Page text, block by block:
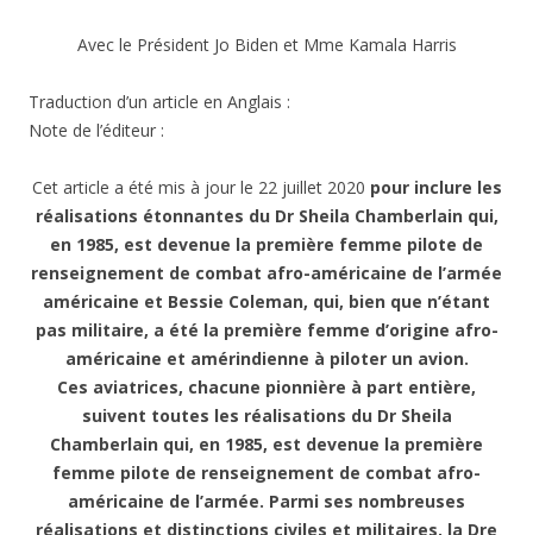
Avec le Président Jo Biden et Mme Kamala Harris
Traduction d’un article en Anglais :
Note de l’éditeur :
Cet article a été mis à jour le 22 juillet 2020 pour inclure les
réalisations étonnantes du Dr Sheila Chamberlain qui,
en 1985, est devenue la première femme pilote de
renseignement de combat afro-américaine de l’armée
américaine et Bessie Coleman, qui, bien que n’étant
pas militaire, a été la première femme d’origine afro-
américaine et amérindienne à piloter un avion.
Ces aviatrices, chacune pionnière à part entière,
suivent toutes les réalisations du Dr Sheila
Chamberlain qui, en 1985, est devenue la première
femme pilote de renseignement de combat afro-
américaine de l’armée. Parmi ses nombreuses
réalisations et distinctions civiles et militaires, la Dre